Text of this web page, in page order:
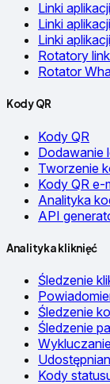
Linki
Linki
Linki
Rotatory
Rotator
Kody QR
Kody QR
Dodawanie
Tworzenie
Kody QR e-
Analityka
API
Analityka kliknięć
Śledzenie
Śledzenie
Śledzenie
Kody